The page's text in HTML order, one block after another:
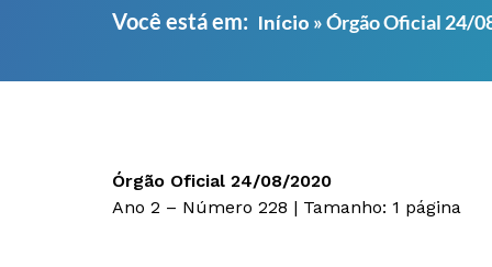
Você está em: Início »Órgão Oficial 24/
Órgão Oficial 24/08/2020
Ano 2 – Número 228 | Tamanho: 1 página